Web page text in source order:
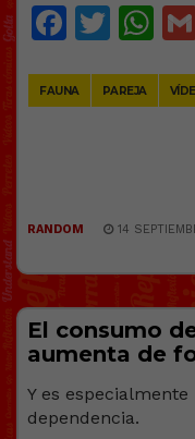
FAUNA PAREJA
RANDOM 14
El consumo
aumenta de
Y es
dependencia.